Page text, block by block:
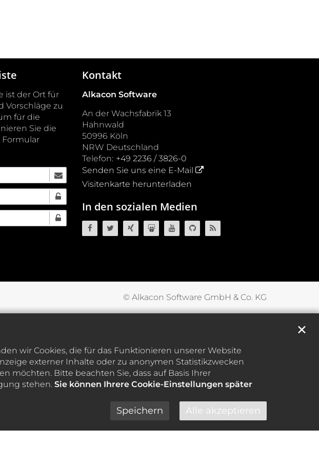
wir Cookies, die für das Funktionieren unserer Website
externer Inhalte oder zu anonymen Statistikzwecken
möchten. Bitte beachten Sie, dass auf Basis Ihrer
stehen. Sie können Ihrere Cookie-Einstellungen später
Speichern Alle akzeptieren
✕
ist der Ort für
Vorschläge zu
für die
Sie die
Formular
Kontakt
Alkacon Software
An der Wachsfabrik 13
Hahnwald
50996 Köln
NRW Deutschland
Telefon: +49 2236 / 3826-0
Senden Sie uns eine E-Mail
Visitenkarte herunterladen
In den sozialen Medien
OpenCms auf Facebook
OpenCms auf Twitter
OpenCms auf Xing
OpenCms auf SlideShare
OpenCms auf YouTube
OpenCms Quellcode auf
OpenCms RSS News
© Alkacon Software GmbH & Co. KG